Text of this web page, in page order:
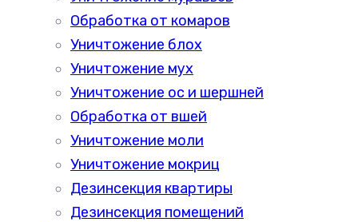
Обработка от комаров
Уничтожение блох
Уничтожение мух
Уничтожение ос и шершней
Обработка от вшей
Уничтожение моли
Уничтожение мокриц
Дезинсекция квартиры
Дезинсекция помещений